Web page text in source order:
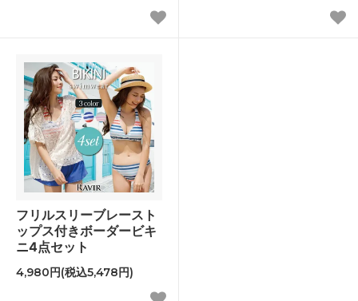
フリルスリーブレースト
ップス付きボーダービキ
ニ4点セット
4,980円(税込5,478円)